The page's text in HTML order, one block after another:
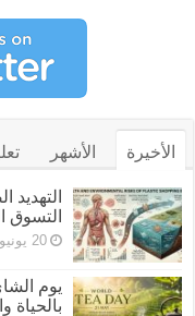
الأخيرة الأشهر
التسوق
20 يونيو، 2026
يوم
بالحياة